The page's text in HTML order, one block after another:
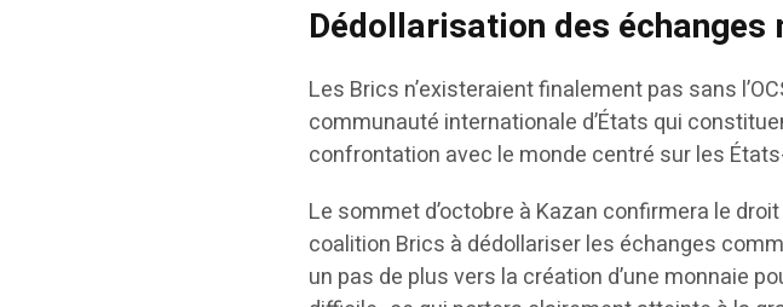
Dédollarisation des échanges
Les Brics n’existeraient finalement pas sans
communauté internationale d’États qui
confrontation avec le monde centré sur les
Le sommet d’octobre à Kazan confirmera le
coalition Brics à dédollariser les échanges
un pas de plus vers la création d’une monnaie